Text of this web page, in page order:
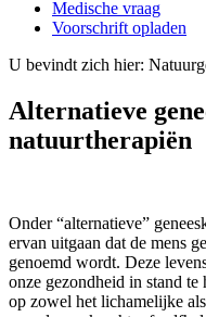
Medische vraag
Voorschrift opladen
U bevindt zich hier:
Alternatieve
natuurtherapiën
Onder “alternatieve”
ervan uitgaan dat de mens
genoemd wordt. Deze
onze gezondheid in stand
op zowel het lichamelijke